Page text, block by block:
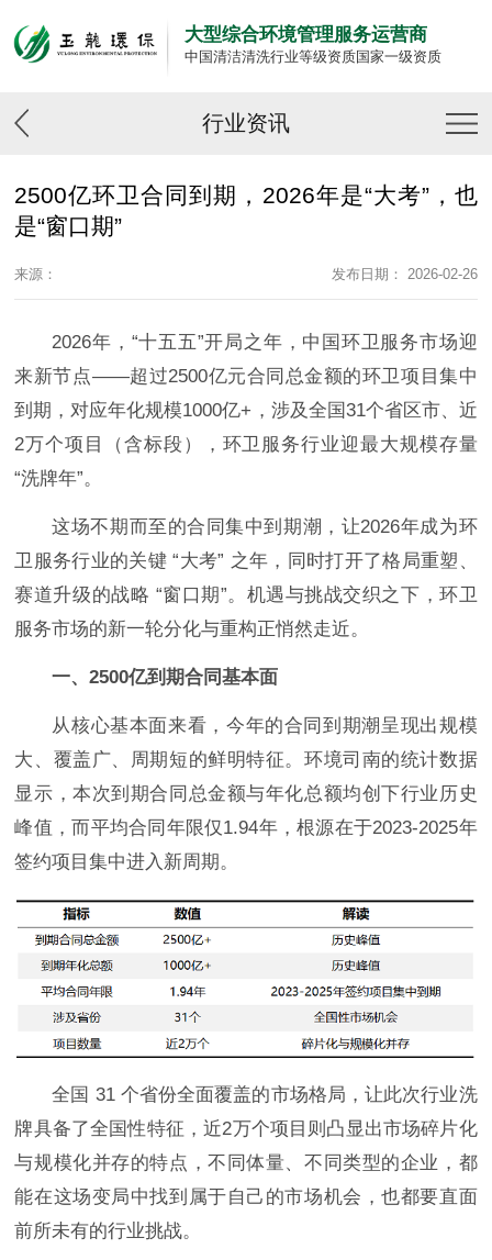
大型综合环境管理服务运营商
中国清洁清洗行业等级资质国家一级资质
行业资讯
2500亿环卫合同到期，2026年是“大考”，也
是“窗口期”
来源： 发布日期： 2026-02-26
2026年，“十五五”开局之年，中国环卫服务市场迎
来新节点——超过2500亿元合同总金额的环卫项目集中
到期，对应年化规模1000亿+，涉及全国31个省区市、近
2万个项目（含标段），环卫服务行业迎最大规模存量
“洗牌年”。
这场不期而至的合同集中到期潮，让2026年成为环
卫服务行业的关键 “大考” 之年，同时打开了格局重塑、
赛道升级的战略 “窗口期”。机遇与挑战交织之下，环卫
服务市场的新一轮分化与重构正悄然走近。
一、2500亿到期合同基本面
从核心基本面来看，今年的合同到期潮呈现出规模
大、覆盖广、周期短的鲜明特征。环境司南的统计数据
显示，本次到期合同总金额与年化总额均创下行业历史
峰值，而平均合同年限仅1.94年，根源在于2023-2025年
签约项目集中进入新周期。
全国 31 个省份全面覆盖的市场格局，让此次行业洗
牌具备了全国性特征，近2万个项目则凸显出市场碎片化
与规模化并存的特点，不同体量、不同类型的企业，都
能在这场变局中找到属于自己的市场机会，也都要直面
前所未有的行业挑战。